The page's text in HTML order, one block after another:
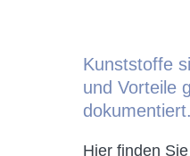
Kunststoffe
und Vorteile
dokumentiert.
Hier finden